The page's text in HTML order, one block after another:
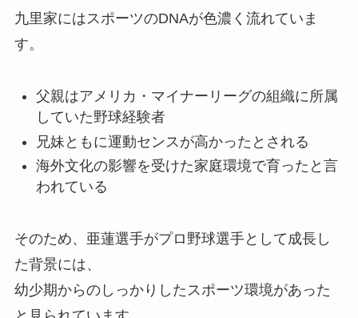
九里家にはスポーツのDNAが色濃く流れていま
す。
父親はアメリカ・マイナーリーグの組織に所属
していた野球経験者
兄妹ともに運動センスが高かったとされる
海外文化の影響を受けた家庭環境で育ったと言
われている
そのため、亜蓮選手がプロ野球選手として成長し
た背景には、
幼少期からのしっかりしたスポーツ環境があった